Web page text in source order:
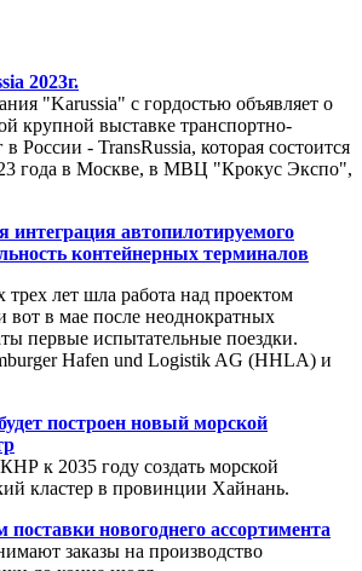
2023г.
"Karussia" с гордостью объявляет о
крупной выставке транспортно-
России - TransRussia, которая состоится
года в Москве, в МВЦ "Крокус Экспо",
интеграция автопилотируемого
контейнерных терминалов
трех лет шла работа над проектом
вот в мае после неоднократных
первые испытательные поездки.
Hafen und Logistik AG (HHLA) и
построен новый морской
к 2035 году создать морской
кластер в провинции Хайнань.
поставки новогоднего ассортимента
заказы на производство